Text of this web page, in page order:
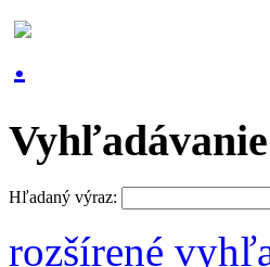
Vyhľadávanie
Hľadaný výraz:
rozšírené